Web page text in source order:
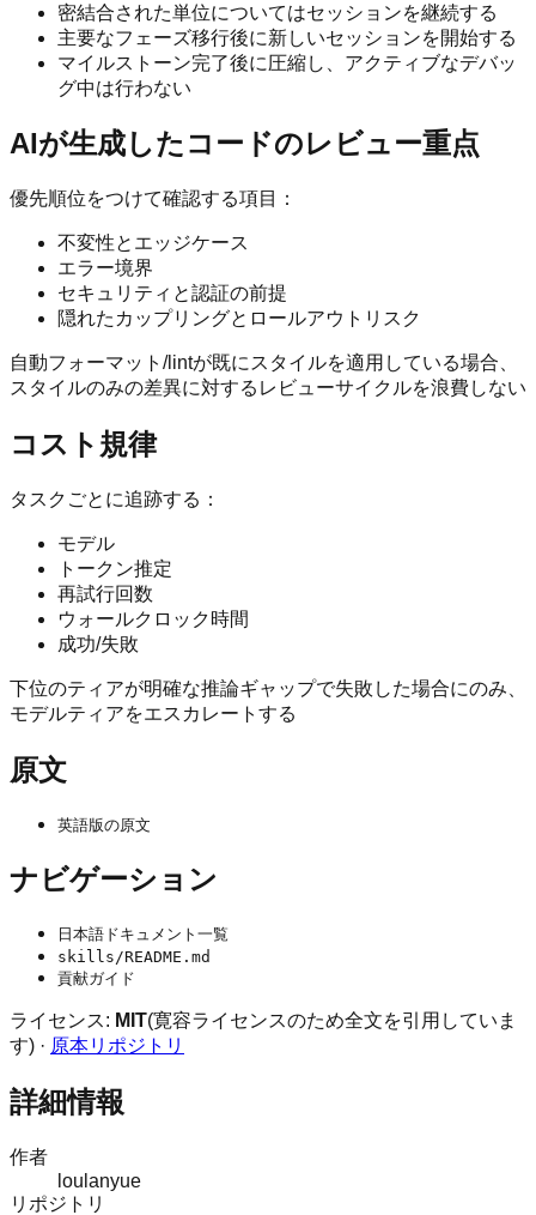
密結合された単位についてはセッションを継続する
主要なフェーズ移行後に新しいセッションを開始する
マイルストーン完了後に圧縮し、アクティブなデバッ
グ中は行わない
AIが生成したコードのレビュー重点
優先順位をつけて確認する項目：
不変性とエッジケース
エラー境界
セキュリティと認証の前提
隠れたカップリングとロールアウトリスク
自動フォーマット/lintが既にスタイルを適用している場合、
スタイルのみの差異に対するレビューサイクルを浪費しない
コスト規律
タスクごとに追跡する：
モデル
トークン推定
再試行回数
ウォールクロック時間
成功/失敗
下位のティアが明確な推論ギャップで失敗した場合にのみ、
モデルティアをエスカレートする
原文
英語版の原文
ナビゲーション
日本語ドキュメント一覧
skills/README.md
貢献ガイド
ライセンス: MIT(寛容ライセンスのため全文を引用していま
す) · 原本リポジトリ
詳細情報
作者
loulanyue
リポジトリ